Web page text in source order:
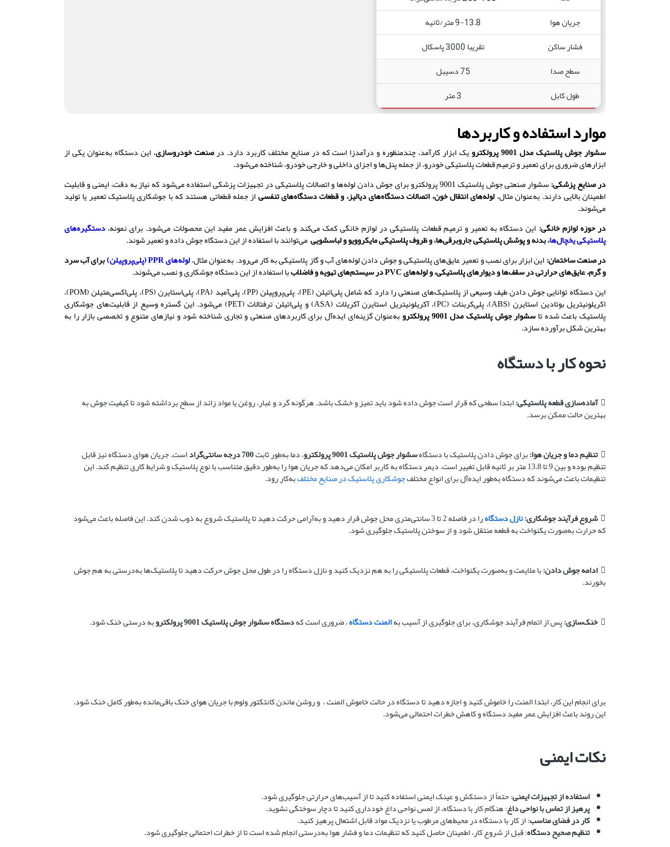
جریان هوا
9-13.8 متر/ثانیه
فشار ساکن
تقریبا 3000 پاسکال
سطح صدا
75 دسیبل
طول کابل
3 متر
موارد استفاده و کاربردها
سشوار جوش پلاستیک مدل 9001 پرولکترو یک ابزار کارآمد،چندمنظوره و درآمدزا است که در صنایع مختلف کاربرد دارد. درصنعت خودروسازی، این دستگاه به‌عنوان یکی از
ابزارهای ضروری برای تعمیر و ترمیم قطعات پلاستیکی خودرو،از جمله پنل‌ها و اجزای داخلی و خارجی خودرو، شناخته می‌شود.
در صنایع پزشکی:سشوار صنعتی جوش پلاستیک 9001 پرولکترو برای جوش دادن لوله‌ها و اتصالات پلاستیکی در تجهیزات پزشکی استفاده می‌شود که نیاز به دقت ،ایمنی و قابلیت
اطمینان بالایی دارند.به‌عنوان مثال،لوله‌های انتقال خون، اتصالات دستگاه‌های دیالیز،و قطعات دستگاه‌های تنفسیاز جمله قطعاتی هستند که با جوشکاری پلاستیک تعمیر یا تولید
می‌شوند.
در حوزه لوازم خانگی: این دستگاه به تعمیر و ترمیم قطعات پلاستیکی در لوازم خانگی کمک می‌کند و باعث افزایش عمر مفید این محصولات می‌شود.برای نمونه،دستگیره‌های
پلاستیکی یخچال‌ها،بدنه و پوشش پلاستیکی جاروبرقی‌ها،و ظروف پلاستیکی مایکروویوو لباسشوییمی‌توانند با استفاده از این دستگاه جوش داده و تعمیر شوند.
در صنعت ساختمان:این ابزار برای نصب و تعمیر عایق‌های پلاستیکی و جوش دادن لوله‌های آب و گاز پلاستیکی به کار می‌رود.به‌عنوان مثال،لوله‌های PPR (پلی‌پروپیلن) برای آب سرد
و گرم،عایق‌های حرارتی در سقف‌ها و دیوارهای پلاستیکی، و لوله‌های در سیستم‌های تهویه و فاضلاببا استفاده از این دستگاه جوشکاری و نصب می‌شوند.
این دستگاه توانایی جوش دادن طیف وسیعی از پلاستیک‌های صنعتی را دارد که شاملپلی‌اتیلن (PE) ،پلی‌پروپیلن (PP) ،پلی‌آمید (PA) ،پلی‌استایرن (PS) ،پلی‌اکسی‌متیلن (POM) ،
اکریلونیتریل بوتادین استایرن (
ABS)،پلی‌کربنات (
PC)،آکریلونیتریل استایرن آکریلات (ASA) و پلی‌اتیلن ترفتالات(
PET
) می‌شود. این گستره وسیع از قابلیت‌های جوشکاری
پلاستیک باعث شده تاسشوار جوش پلاستیک مدل 9001 پرولکترو به‌عنوان گزینه‌ای ایده‌آل برای کاربردهای صنعتی و تجاری شناخته شود و نیازهای متنوع و تخصصی بازار را به
بهترین شکل برآورده سازد.
نحوه کار با دستگاه
 آماده‌سازی قطعه پلاستیکی:ابتدا سطحی که قرار است جوش داده شود باید تمیز و خشک باشد. هرگونه گرد و غبار، روغن یا مواد زائد از سطح برداشته شود تا کیفیت جوش به
بهترین حالت ممکن برسد.
 تنظیم دما و جریان هوا:برای جوش دادن پلاستیک با دستگاهسشوار جوش پلاستیک 9001 پرولکترو ، دما به‌طور ثابت700درجه سانتی‌گراداست. جریان هوای دستگاه نیز قابل
تنظیم بوده و بین 9 تا 13.8 متر بر ثانیه قابل تغییر است. دیمر دستگاه به کاربر امکان می‌دهد که جریان هوا را به‌طور دقیق متناسب با نوع پلاستیک و شرایط کاری تنظیم کند. این
تنظیمات باعث می‌شوند که دستگاه به‌طور ایده‌آل برای انواع مختلفجوشکاری پلاستیک در صنایع مختلفبه‌کار رود.
 شروع فرآیند جوشکاری:نازل دستگاه را در فاصله 2 تا 3 سانتی‌متری محل جوش قرار دهید و به‌آرامی حرکت دهید تا پلاستیک شروع به ذوب شدن کند. این فاصله باعث می‌شود
که حرارت به‌صورت یکنواخت به قطعه منتقل شود و از سوختن پلاستیک جلوگیری شود.
 ادامه جوش دادن:با ملایمت و به‌صورت یکنواخت، قطعات پلاستیکی را به هم نزدیک کنید و نازل دستگاه را در طول محل جوش حرکت دهید تا پلاستیک‌ها به‌درستی به هم جوش
بخورند.
 خنک‌سازی:پس از اتمام فرآیند جوشکاری، برای جلوگیری از آسیب بهالمنت دستگاه، ضروری است کهدستگاه سشوار جوش پلاستیک 9001 پرولکترو به درستی خنک شود.
برای انجام این کار، ابتدا المنت را خاموش کنید و اجازه دهید تا دستگاه در حالت خاموش المنت ، و روشن ماندن کانتکتور ولوم با جریان هوای خنک باقی‌مانده به‌طور کامل خنک شود.
این روند باعث افزایش عمر مفید دستگاه و کاهش خطرات احتمالی می‌شود.
نکات ایمنی
استفاده از تجهیزات ایمنی: حتماً از دستکش و عینک ایمنی استفاده کنید تا از آسیب‌های حرارتی جلوگیری شود.
پرهیز از تماس با نواحی داغ: هنگام کار با دستگاه، از لمس نواحی داغ خودداری کنید تا دچار سوختگی نشوید.
کار در فضای مناسب: از کار با دستگاه در محیط‌های مرطوب یا نزدیک مواد قابل اشتعال پرهیز کنید.
تنظیم صحیح دستگاه: قبل از شروع کار، اطمینان حاصل کنید که تنظیمات دما و فشار هوا به‌درستی انجام شده است تا از خطرات احتمالی جلوگیری شود.